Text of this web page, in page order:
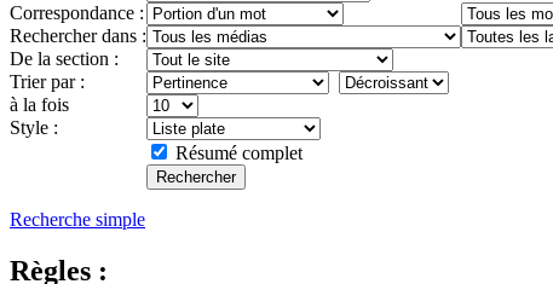
Correspondance :
Rechercher dans :
De la section :
Trier par :
à la fois
Style :
Résumé complet
Recherche simple
Règles :